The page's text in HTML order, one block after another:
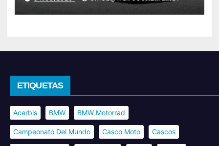
ETIQUETAS
Acerbis BMW BMW Motorrad
Campeonato Del Mundo Casco Moto Cascos